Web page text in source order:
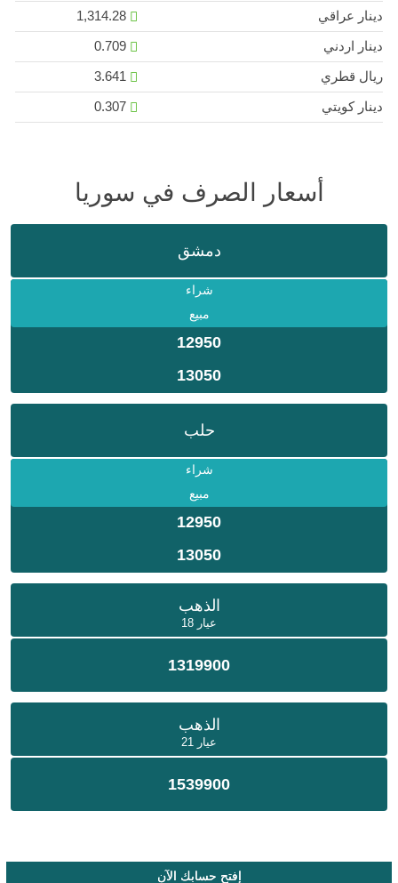
دينار عراقي
1,314.28
دينار اردني
0.709
ريال قطري
دينار كويتي
0.307
أسعار الصرف في سوريا
دمشق
شراء
مبيع
12950
13050
حلب
شراء
مبيع
12950
13050
الذهب
عيار 18
1319900
الذهب
عيار 21
1539900
إفتح حسابك الآن